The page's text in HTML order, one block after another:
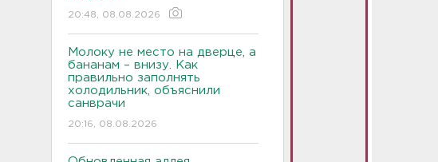
20:48, 08.08.2026
Молоку не место на дверце, а
бананам – внизу. Как
правильно заполнять
холодильник, объяснили
санврачи
20:16, 08.08.2026